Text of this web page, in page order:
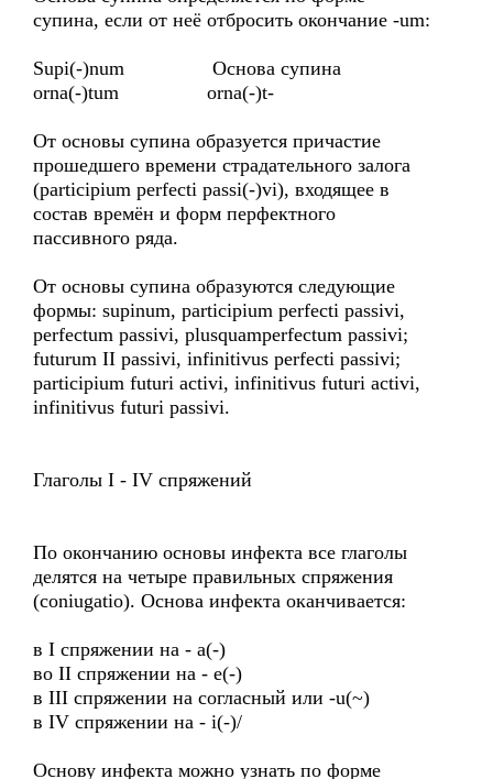
супина, если от неё отбросить окончание -um:
Supi(-)num Основа супина
orna(-)tum orna(-)t-
От основы супина образуется причастие
прошедшего времени страдательного залога
(participium perfecti passi(-)vi), входящее в
состав времён и форм перфектного
пассивного ряда.
От основы супина образуются следующие
формы: supinum, participium perfecti passivi,
perfectum passivi, plusquamperfectum passivi;
futurum II passivi, infinitivus perfecti passivi;
participium futuri activi, infinitivus futuri activi,
infinitivus futuri passivi.
Глаголы I - IV спряжений
По окончанию основы инфекта все глаголы
делятся на четыре правильных спряжения
(coniugatio). Основа инфекта оканчивается:
в I спряжении на - a(-)
во II спряжении на - e(-)
в III спряжении на согласный или -u(~)
в IV спряжении на - i(-)/
Основу инфекта можно узнать по форме